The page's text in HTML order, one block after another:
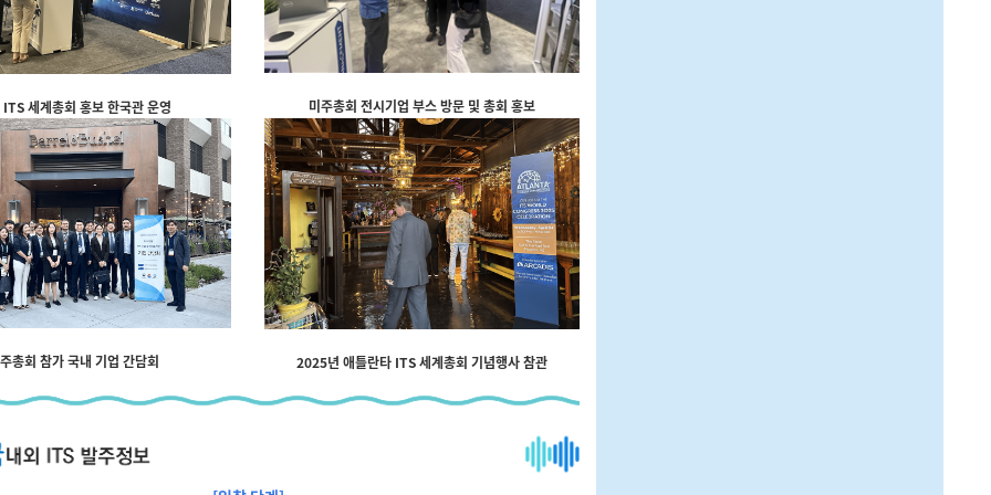
ITS 세계총회 홍보 한국관 운영 미주총회 전시기업 부스 방문 및 총회 홍보
총회 참가 국내 기업 간담회 2025년 애틀란타 ITS 세계총회 기념행사 참관